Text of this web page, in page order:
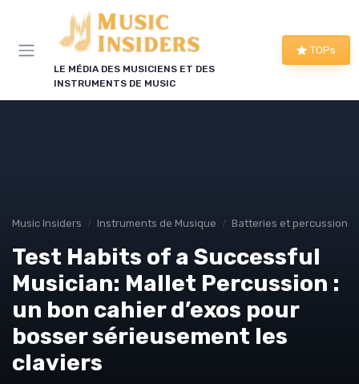
LE MÉDIA DES MUSICIENS ET DES
INSTRUMENTS DE MUSIC
TOPs
Music Insiders Instruments de Musique Batteries et percussions
Test Habits of a Successful
Musician: Mallet Percussion :
un bon cahier d’exos pour
bosser sérieusement les
claviers
Panneau de gestion des cookies